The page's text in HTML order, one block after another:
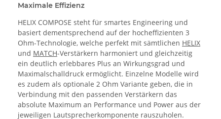
Maximale Effizienz
HELIX COMPOSE steht für smartes Engineering und
basiert dementsprechend auf der hocheffizienten 3
Ohm-Technologie, welche perfekt mit sämtlichen HELIX
und MATCH-Verstärkern harmoniert und gleichzeitig
ein deutlich erlebbares Plus an Wirkungsgrad und
Maximalschalldruck ermöglicht. Einzelne Modelle wird
es zudem als optionale 2 Ohm Variante geben, die in
Verbindung mit den passenden Verstärkern das
absolute Maximum an Performance und Power aus der
jeweiligen Lautsprecherkomponente rauszuholen.